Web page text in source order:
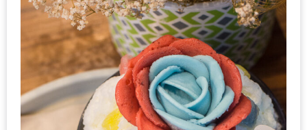
ผู้
โชค
ดี
กับ
น้า
อ้วน
ครั้ง